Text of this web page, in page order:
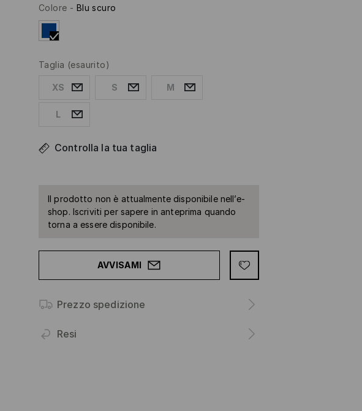
Colore - Blu scuro
Taglia (esaurito)
XS S M
L
Controlla la tua taglia
Il prodotto non è attualmente disponibile nell’e-
shop. Iscriviti per sapere in anteprima quando
torna a essere disponibile.
AVVISAMI
Prezzo spedizione
Resi